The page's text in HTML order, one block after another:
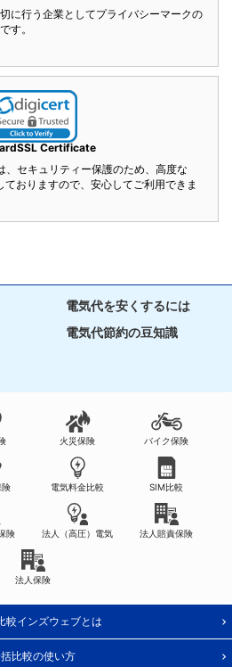
に行う企業としてプライバシーマークの
す。
Certificate
、セキュリティー保護のため、高度な
おりますので、安心してご利用できま
電気代を安くするには
電気代節約の豆知識
火災保険 バイク保険
険 電気料金比較 SIM比較
険 法人（高圧）電気 法人賠責保険
法人保険
較インズウェブとは
比較の使い方